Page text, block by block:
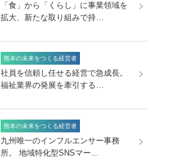
「食」から「くらし」に事業領域を
拡大、新たな取り組みで持…
熊本の未来をつくる経営者
社員を信頼し任せる経営で急成長。
福祉業界の発展を牽引する…
熊本の未来をつくる経営者
九州唯一のインフルエンサー事務
所。 地域特化型SNSマー…